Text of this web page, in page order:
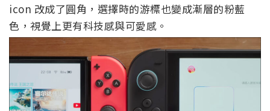
icon 改成了圓角，選擇時的游標也變成漸層的粉藍
色，視覺上更有科技感與可愛感。